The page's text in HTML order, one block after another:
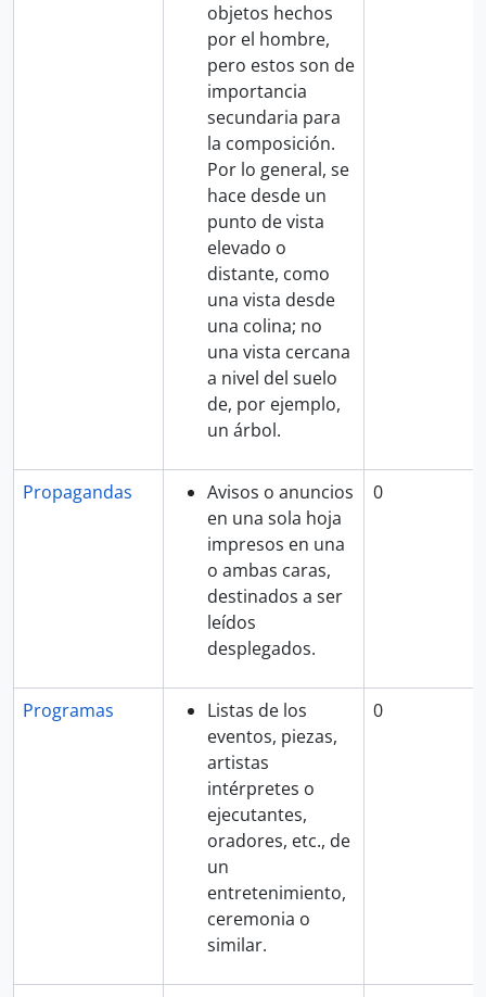
objetos hechos
por el hombre,
pero estos son de
importancia
secundaria para
la composición.
Por lo general, se
hace desde un
punto de vista
elevado o
distante, como
una vista desde
una colina; no
una vista cercana
a nivel del suelo
de, por ejemplo,
un árbol.
Propagandas
Avisos o anuncios
en una sola hoja
impresos en una
o ambas caras,
destinados a ser
leídos
desplegados.
0
Programas
Listas de los
eventos, piezas,
artistas
intérpretes o
ejecutantes,
oradores, etc., de
un
entretenimiento,
ceremonia o
similar.
0